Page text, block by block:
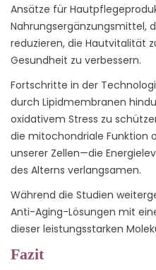
Ansätze für
Nahrungsergänzungsmittel,
reduzieren, die Hautvitalität
Gesundheit zu verbessern.
Fortschritte in der
durch Lipidmembranen
oxidativem Stress zu
die mitochondriale Funktion
unserer Zellen—die
des Alterns verlangsamen.
Während die Studien
Anti-Aging-Lösungen mit
dieser leistungsstarken
Fazit